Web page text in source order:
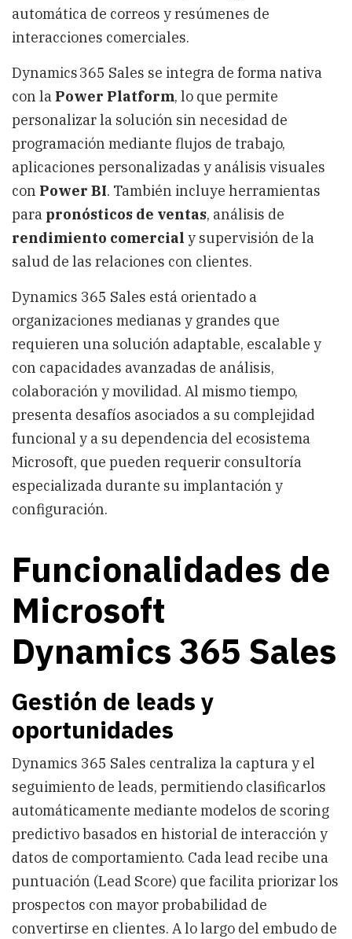
automática de correos y resúmenes de
interacciones comerciales.
Dynamics 365 Sales se integra de forma nativa
con la Power Platform, lo que permite
personalizar la solución sin necesidad de
programación mediante flujos de trabajo,
aplicaciones personalizadas y análisis visuales
con Power BI. También incluye herramientas
para pronósticos de ventas, análisis de
rendimiento comercial y supervisión de la
salud de las relaciones con clientes.
Dynamics 365 Sales está orientado a
organizaciones medianas y grandes que
requieren una solución adaptable, escalable y
con capacidades avanzadas de análisis,
colaboración y movilidad. Al mismo tiempo,
presenta desafíos asociados a su complejidad
funcional y a su dependencia del ecosistema
Microsoft, que pueden requerir consultoría
especializada durante su implantación y
configuración.
Funcionalidades de
Microsoft
Dynamics 365 Sales
Gestión de leads y
oportunidades
Dynamics 365 Sales centraliza la captura y el
seguimiento de leads, permitiendo clasificarlos
automáticamente mediante modelos de scoring
predictivo basados en historial de interacción y
datos de comportamiento. Cada lead recibe una
puntuación (Lead Score) que facilita priorizar los
prospectos con mayor probabilidad de
convertirse en clientes. A lo largo del embudo de